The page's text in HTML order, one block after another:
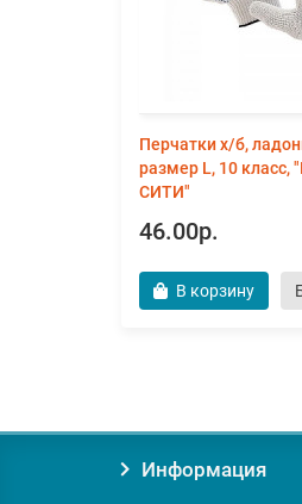
Перчатки х/б,
размер L, 10
СИТИ"
46.00р.
В корзину
Информация